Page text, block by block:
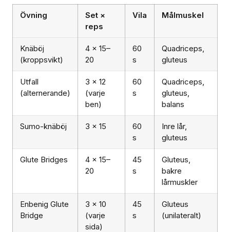
Övning
Set ×
reps
Vila Målmuskel
Knäböj
(kroppsvikt)
4 × 15–
20
60
s
Quadriceps,
gluteus
Utfall
(alternerande)
3 × 12
(varje
ben)
60
s
Quadriceps,
gluteus,
balans
Sumo-knäböj 3 × 15
60
s
Inre lår,
gluteus
Glute Bridges
4 × 15–
20
45
s
Gluteus,
bakre
lårmuskler
Enbenig Glute
Bridge
3 × 10
(varje
sida)
45
s
Gluteus
(unilateralt)